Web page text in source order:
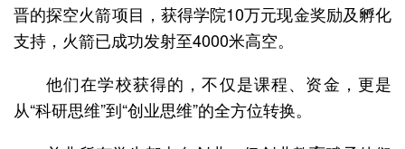
晋的探空火箭项目，获得学院10万元现金奖励及孵化
支持，火箭已成功发射至4000米高空。
他们在学校获得的，不仅是课程、资金，更是
从“科研思维”到“创业思维”的全方位转换。